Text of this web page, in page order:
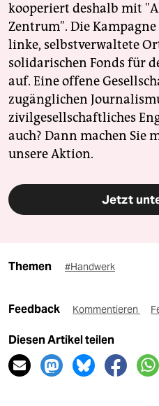
kooperiert deshalb mit
Zentrum". Die
linke, selbstverwaltete
solidarischen Fonds für
auf. Eine offene
zugänglichen
zivilgesellschaftliches
auch? Dann machen Sie
unsere Aktion.
Jetzt
Themen #Handwerk
Feedback Kommentieren
Diesen Artikel teilen